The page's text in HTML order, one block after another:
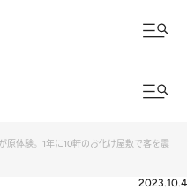
原体験。1年に10軒のお化け屋敷で客を震
2023.10.4